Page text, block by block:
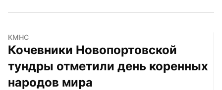
КМНС
Кочевники Новопортовской
тундры отметили день коренных
народов мира